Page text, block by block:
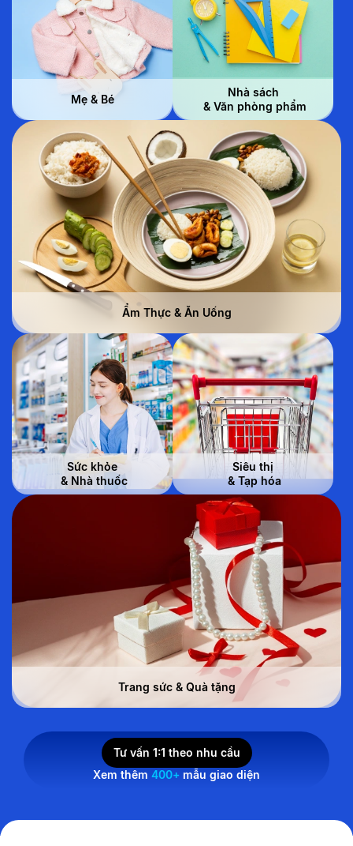
Mẹ & Bé
Nhà sách
& Văn phòng phẩm
Ẩm Thực & Ăn Uống
Sức khỏe
& Nhà thuốc
Trang sức & Quà tặng
Siêu thị
& Tạp hóa
Tư vấn 1:1 theo nhu cầu
Xem thêm 400+ mẫu giao diện